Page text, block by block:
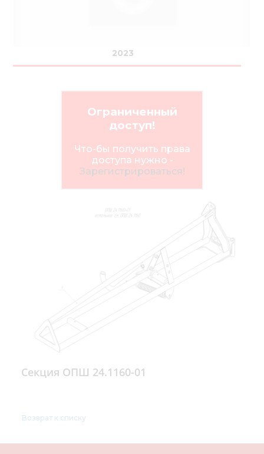
2023
Ограниченный
доступ!
Что-бы получить права
доступа нужно -
Зарегистрироваться!
Секция ОПШ 24.1160-01
Возврат к списку